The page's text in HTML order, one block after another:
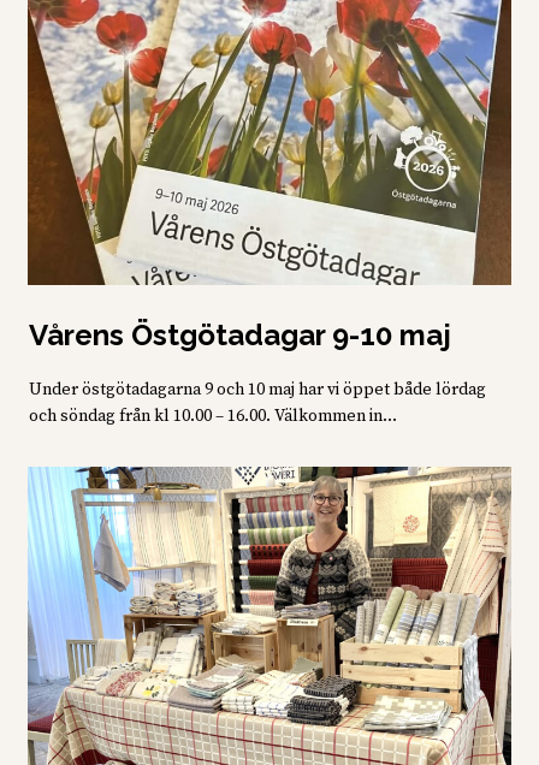
Vårens Östgötadagar 9-10 maj
Under östgötadagarna 9 och 10 maj har vi öppet både lördag
och söndag från kl 10.00 – 16.00. Välkommen in...